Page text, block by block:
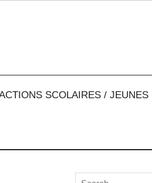
Alpes
SCOLAIRES / JEUNES